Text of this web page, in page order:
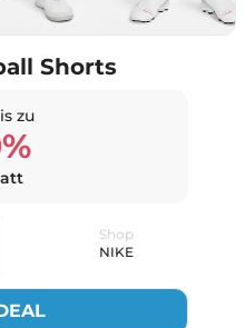
Shorts
zu
Shop
NIKE